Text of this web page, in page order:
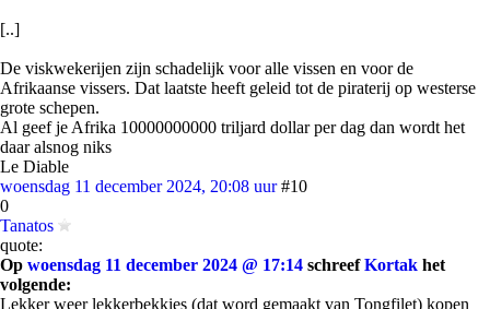
[..]
De viskwekerijen zijn schadelijk voor alle vissen en voor de
Afrikaanse vissers. Dat laatste heeft geleid tot de piraterij op westerse
grote schepen.
Al geef je Afrika 10000000000 triljard dollar per dag dan wordt het
daar alsnog niks
Le Diable
woensdag 11 december 2024, 20:08 uur #10
0
Tanatos
quote:
Op woensdag 11 december 2024 @ 17:14 schreefKortak het
volgende:
Lekker weer lekkerbekkies (dat word gemaakt van Tongfilet) kopen